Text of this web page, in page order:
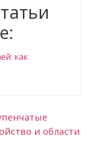
как
и области